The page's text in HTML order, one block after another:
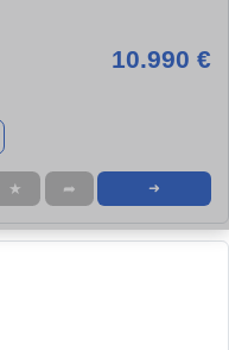
10.990 €
★ ➦ ➜